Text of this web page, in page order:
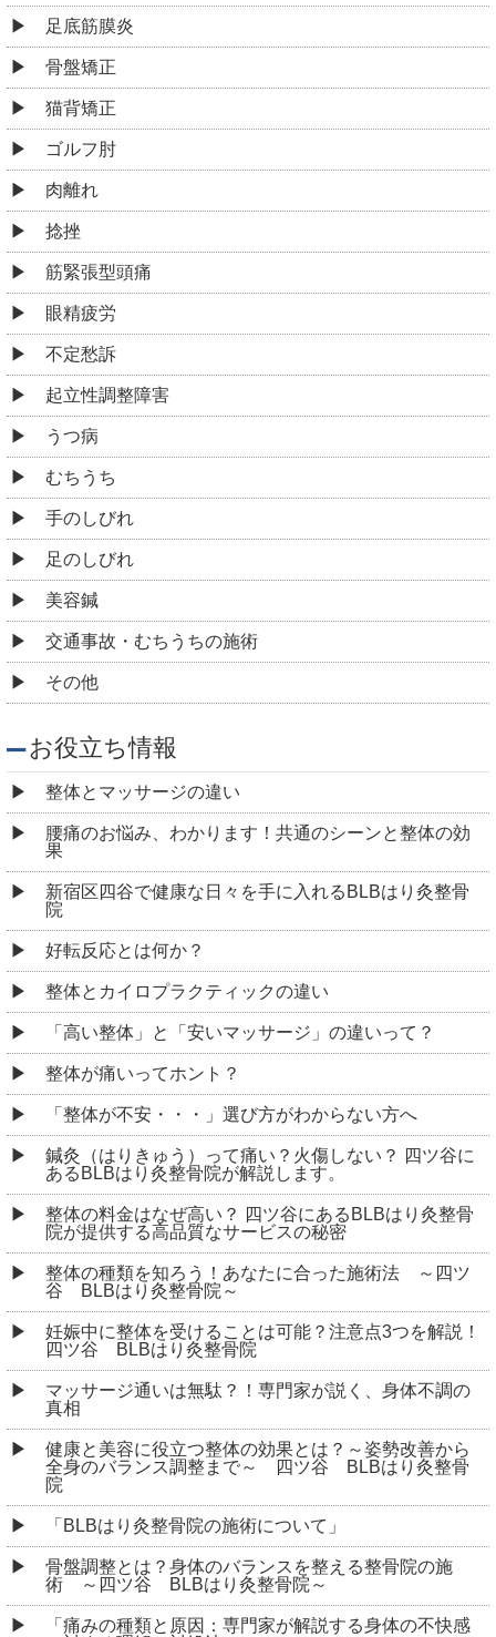
足底筋膜炎
骨盤矯正
猫背矯正
ゴルフ肘
肉離れ
捻挫
筋緊張型頭痛
眼精疲労
不定愁訴
起立性調整障害
うつ病
むちうち
手のしびれ
足のしびれ
美容鍼
交通事故・むちうちの施術
その他
お役立ち情報
整体とマッサージの違い
腰痛のお悩み、わかります！共通のシーンと整体の効
果
新宿区四谷で健康な日々を手に入れるBLBはり灸整骨
院
好転反応とは何か？
整体とカイロプラクティックの違い
「高い整体」と「安いマッサージ」の違いって？
整体が痛いってホント？
「整体が不安・・・」選び方がわからない方へ
鍼灸（はりきゅう）って痛い？火傷しない？ 四ツ谷に
あるBLBはり灸整骨院が解説します。
整体の料金はなぜ高い？ 四ツ谷にあるBLBはり灸整骨
院が提供する高品質なサービスの秘密
整体の種類を知ろう！あなたに合った施術法 ～四ツ
谷 BLBはり灸整骨院～
妊娠中に整体を受けることは可能？注意点3つを解説！
四ツ谷 BLBはり灸整骨院
マッサージ通いは無駄？！専門家が説く、身体不調の
真相
健康と美容に役立つ整体の効果とは？～姿勢改善から
全身のバランス調整まで～ 四ツ谷 BLBはり灸整骨
院
「BLBはり灸整骨院の施術について」
骨盤調整とは？身体のバランスを整える整骨院の施
術 ～四ツ谷 BLBはり灸整骨院～
「痛みの種類と原因：専門家が解説する身体の不快感